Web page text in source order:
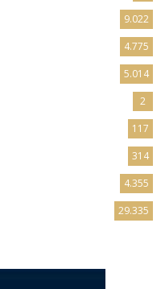
9.022
4.775
5.014
2
117
314
4.355
29.335